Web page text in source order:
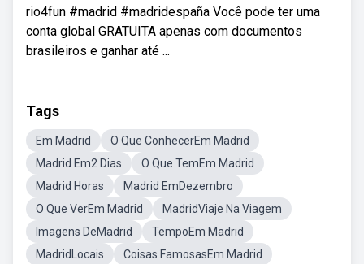
rio4fun #madrid #madridespaña Você pode ter uma
conta global GRATUITA apenas com documentos
brasileiros e ganhar até ...
Tags
Em Madrid
O Que ConhecerEm Madrid
Madrid Em2 Dias
O Que TemEm Madrid
Madrid Horas
Madrid EmDezembro
O Que VerEm Madrid
MadridViaje Na Viagem
Imagens DeMadrid
TempoEm Madrid
MadridLocais
Coisas FamosasEm Madrid